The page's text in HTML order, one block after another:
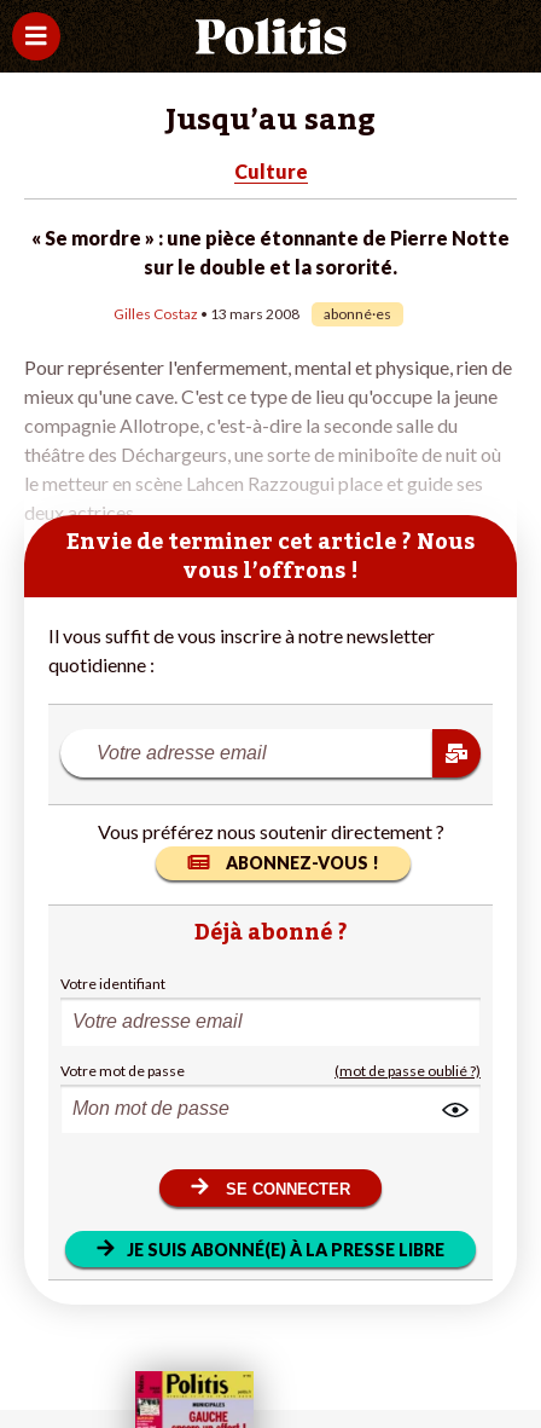
Jusqu’au sang
Culture
« Se mordre » : une pièce étonnante de Pierre Notte
sur le double et la sororité.
Gilles Costaz • 13 mars 2008 abonné·es
Pour représenter l'enfermement, mental et physique, rien de
mieux qu'une cave. C'est ce type de lieu qu'occupe la jeune
compagnie Allotrope, c'est-à-dire la seconde salle du
théâtre des Déchargeurs, une sorte de miniboîte de nuit où
le metteur en scène Lahcen Razzougui place et guide ses
deux actrices
Envie de terminer cet article ? Nous
vous l’offrons !
Il vous suffit de vous inscrire à notre newsletter
quotidienne :
Vous préférez nous soutenir directement ?
ABONNEZ-VOUS !
Déjà abonné ?
Votre identifiant
Votre mot de passe (mot de passe oublié ?)
SE CONNECTER
JE SUIS ABONNÉ(E) À LA PRESSE LIBRE